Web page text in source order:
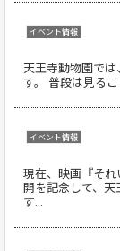
イベント情報
天王寺動物園で
す。 普段は見る
イベント情報
現在、映画『そ
開を記念して、
す...